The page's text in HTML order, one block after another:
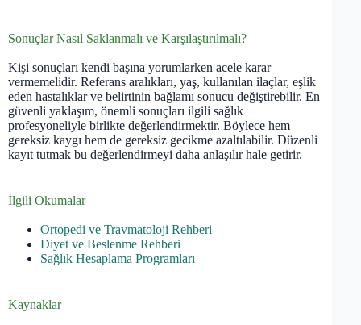
Sonuçlar Nasıl Saklanmalı ve Karşılaştırılmalı?
Kişi sonuçları kendi başına yorumlarken acele karar
vermemelidir. Referans aralıkları, yaş, kullanılan ilaçlar, eşlik
eden hastalıklar ve belirtinin bağlamı sonucu değiştirebilir. En
güvenli yaklaşım, önemli sonuçları ilgili sağlık
profesyoneliyle birlikte değerlendirmektir. Böylece hem
gereksiz kaygı hem de gereksiz gecikme azaltılabilir. Düzenli
kayıt tutmak bu değerlendirmeyi daha anlaşılır hale getirir.
İlgili Okumalar
Ortopedi ve Travmatoloji Rehberi
Diyet ve Beslenme Rehberi
Sağlık Hesaplama Programları
Kaynaklar